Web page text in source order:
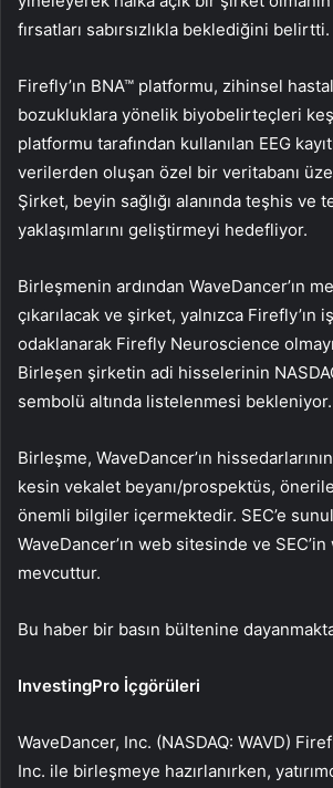
fırsatları sabırsızlıkla beklediğini belirtti.
Firefly’ın BNA™ platformu, zihinsel
bozukluklara yönelik biyobelirteçleri
platformu tarafından kullanılan EEG
verilerden oluşan özel bir veritabanı
Şirket, beyin sağlığı alanında teşhis ve
yaklaşımlarını geliştirmeyi hedefliyor.
Birleşmenin ardından WaveDancer’ın
çıkarılacak ve şirket, yalnızca Firefly’ın
odaklanarak Firefly Neuroscience
Birleşen şirketin adi hisselerinin
sembolü altında listelenmesi bekleniyor.
Birleşme, WaveDancer’ın
kesin vekalet beyanı/prospektüs,
önemli bilgiler içermektedir. SEC’e
WaveDancer’ın web sitesinde ve
mevcuttur.
Bu haber bir basın bültenine
InvestingPro İçgörüleri
WaveDancer, Inc. (NASDAQ: WAVD)
Inc. ile birleşmeye hazırlanırken,